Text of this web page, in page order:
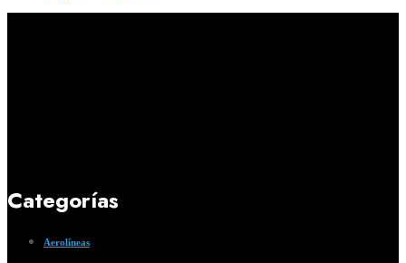
Categorías
Aerolíneas